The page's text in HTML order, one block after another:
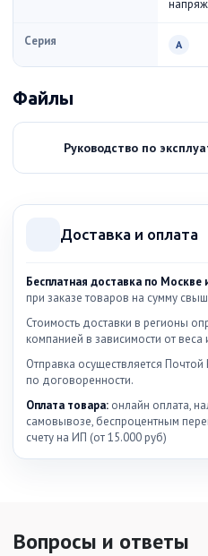
Серия A
Файлы
Руководство по
Доставка и оплата
Бесплатная доставка по Москве
при заказе товаров на сумму
Стоимость доставки в регионы
компанией в зависимости от веса
Отправка осуществляется
по договоренности.
Оплата товара: онлайн оплата,
самовывозе, беспроцентным
счету на ИП (от 15.000 руб)
Вопросы и ответы